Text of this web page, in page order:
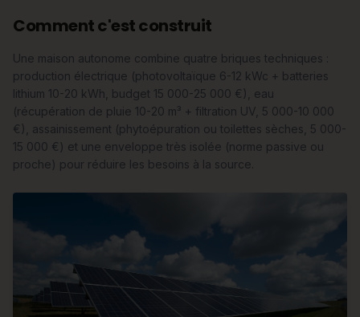
Comment c'est construit
Une maison autonome combine quatre briques techniques :
production électrique (photovoltaïque 6-12 kWc + batteries
lithium 10-20 kWh, budget 15 000-25 000 €), eau
(récupération de pluie 10-20 m³ + filtration UV, 5 000-10 000
€), assainissement (phytoépuration ou toilettes sèches, 5 000-
15 000 €) et une enveloppe très isolée (norme passive ou
proche) pour réduire les besoins à la source.